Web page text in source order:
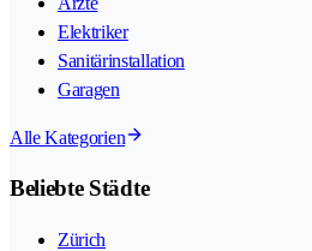
Elektriker
Sanitärinstallation
Garagen
Alle Kategorien
Beliebte Städte
Zürich